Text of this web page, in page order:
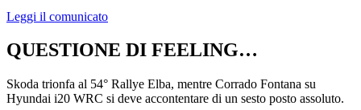
Leggi il comunicato
QUESTIONE DI FEELING…
Skoda trionfa al 54° Rallye Elba, mentre Corrado Fontana su
Hyundai i20 WRC si deve accontentare di un sesto posto assoluto.